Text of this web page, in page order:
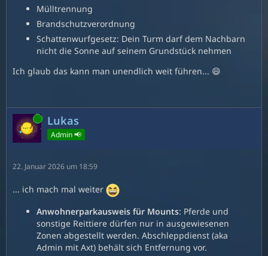
Mülltrennung
Brandschutzverordnung
Schattenwurfgesetz: Dein Turm darf dem Nachbarn
nicht die Sonne auf seinem Grundstück nehmen
Ich glaub das kann man unendlich weit führen... 😄
Online Lukas
Admin 📢
22. Januar 2026 um 18:59
... ich mach mal weiter
Anwohnerparkausweis für Mounts: Pferde und
sonstige Reittiere dürfen nur in ausgewiesenen
Zonen abgestellt werden. Abschleppdienst (aka
Admin mit Axt) behält sich Entfernung vor.